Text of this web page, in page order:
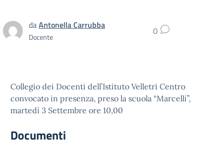
daAntonella Carrubba
Docente 0
Collegio dei Docenti dell’Istituto Velletri Centro
convocato in presenza, preso la scuola “Marcelli”,
martedì 3 Settembre ore 10,00
Documenti